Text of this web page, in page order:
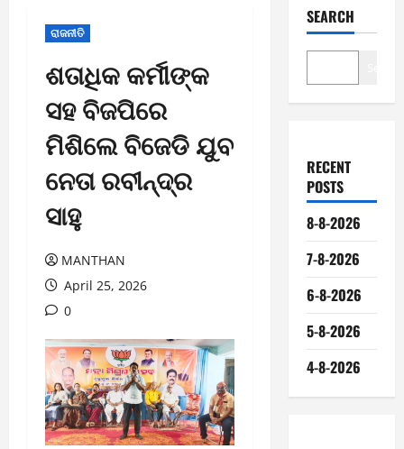
ରାଜନୀତି
ଶତାଧିକ କର୍ମୀଙ୍କ
ସହ ବିଜପିରେ
ମିଶିଲେ ବିଜେଡି ଯୁବ
ନେତା ରବୀନ୍ଦ୍ର
ସାହୁ
MANTHAN
April 25, 2026
0
SEARCH
RECENT
POSTS
8-8-2026
7-8-2026
6-8-2026
5-8-2026
4-8-2026